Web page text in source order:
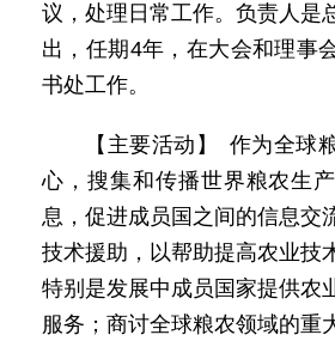
议，处理日常工作。负责人是
出，任期4年，在大会和理事
书处工作。
【主要活动】 作为全球
心，搜集和传播世界粮农生
息，促进成员国之间的信息交
技术援助，以帮助提高农业技
特别是发展中成员国家提供农
服务；商讨全球粮农领域的重